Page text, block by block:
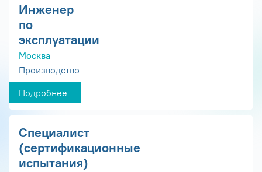
Инженер
по
эксплуатации
Москва
Производство
Подробнее
Специалист
(сертификационные
испытания)